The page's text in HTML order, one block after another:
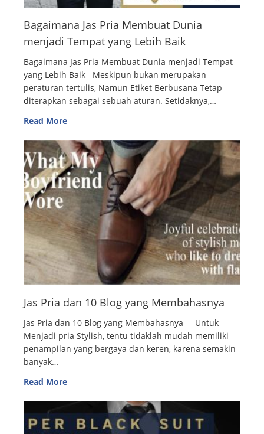
Bagaimana Jas Pria Membuat Dunia
menjadi Tempat yang Lebih Baik
Bagaimana Jas Pria Membuat Dunia menjadi Tempat
yang Lebih Baik Meskipun bukan merupakan
peraturan tertulis, Namun Etiket Berbusana Tetap
diterapkan sebagai sebuah aturan. Setidaknya,…
Read More
Jas Pria dan 10 Blog yang Membahasnya
Jas Pria dan 10 Blog yang Membahasnya Untuk
Menjadi pria Stylish, tentu tidaklah mudah memiliki
penampilan yang bergaya dan keren, karena semakin
banyak…
Read More